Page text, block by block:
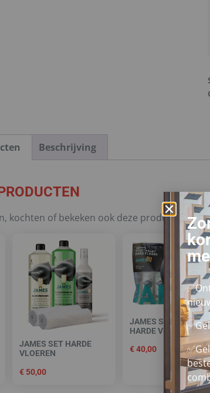
Beschrijving
kochten of bekeken ook deze producten.
JAMES SET HARDE
VLOEREN
€ 50,00
JAMES STARTERSET
HARDE VLOEREN
€40,00